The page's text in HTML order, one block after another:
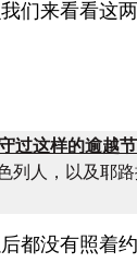
们来看看这
过这样的逾越节
列人，以及耶
都没有照着